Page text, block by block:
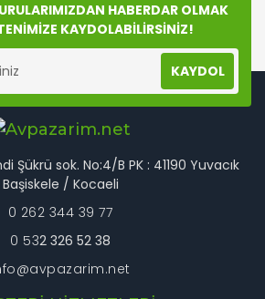
Gönder
HABERDAR OLMAK
KAYDOLABİLİRSİNİZ!
KAYDOL
Şükrü sok. No:4/B PK : 41190 Yuvacık
Başiskele / Kocaeli
0 262 344 39 77
0 532 326 52 38